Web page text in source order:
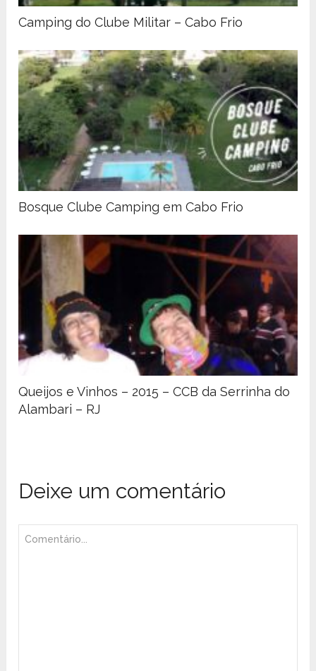
Camping do Clube Militar – Cabo Frio
Bosque Clube Camping em Cabo Frio
Queijos e Vinhos – 2015 – CCB da Serrinha do
Alambari – RJ
Deixe um comentário